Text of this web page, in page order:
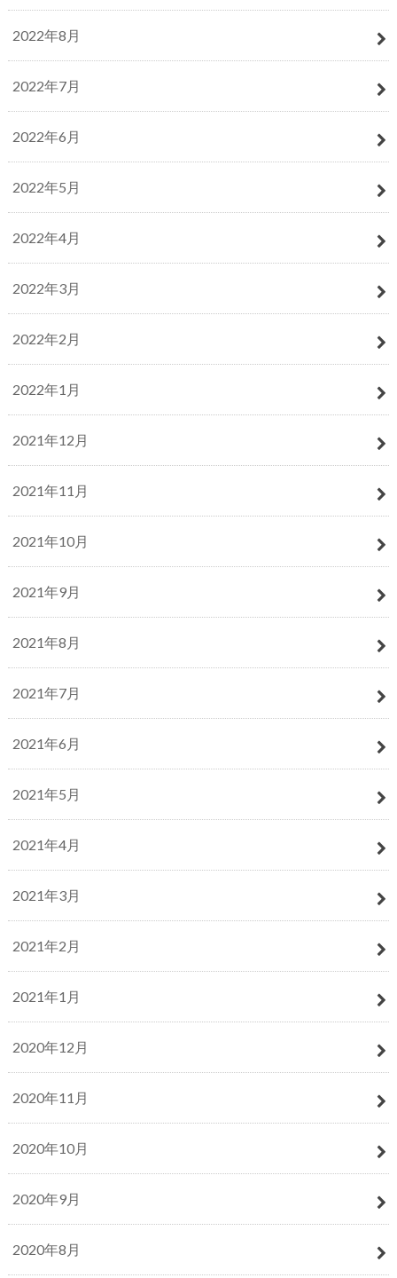
2022年8月
2022年7月
2022年6月
2022年5月
2022年4月
2022年3月
2022年2月
2022年1月
2021年12月
2021年11月
2021年10月
2021年9月
2021年8月
2021年7月
2021年6月
2021年5月
2021年4月
2021年3月
2021年2月
2021年1月
2020年12月
2020年11月
2020年10月
2020年9月
2020年8月